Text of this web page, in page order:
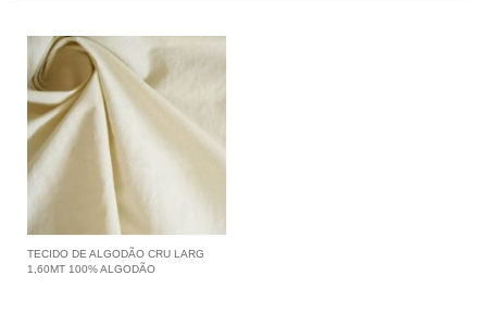
TECIDO DE ALGODÃO CRU LARG
1,60MT 100% ALGODÃO